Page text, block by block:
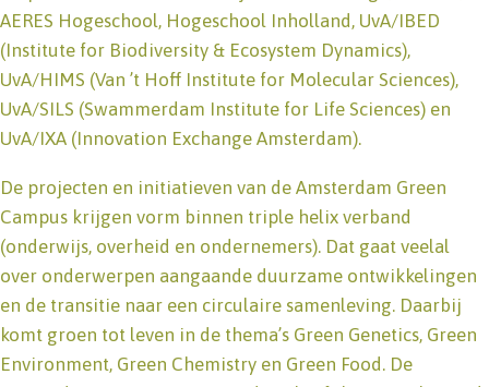
AERES Hogeschool, Hogeschool Inholland, UvA/IBED
(Institute for Biodiversity & Ecosystem Dynamics),
UvA/HIMS (Van ’t Hoff Institute for Molecular Sciences),
UvA/SILS (Swammerdam Institute for Life Sciences) en
UvA/IXA (Innovation Exchange Amsterdam).
De projecten en initiatieven van de Amsterdam Green
Campus krijgen vorm binnen triple helix verband
(onderwijs, overheid en ondernemers). Dat gaat veelal
over onderwerpen aangaande duurzame ontwikkelingen
en de transitie naar een circulaire samenleving. Daarbij
komt groen tot leven in de thema’s Green Genetics, Green
Environment, Green Chemistry en Green Food. De